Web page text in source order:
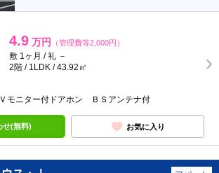
4.9 万円 （管理費等2,000円）
敷 1ヶ月 / 礼 －
2階 / 1LDK / 43.92㎡
モニター付ドアホン ＢＳアンテナ付
せ(無料) お気に入り